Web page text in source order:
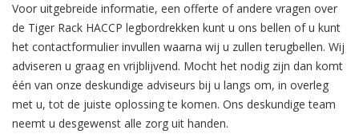
Voor uitgebreide informatie, een offerte of andere vragen over
de Tiger Rack HACCP legbordrekken kunt u ons bellen of u kunt
het contactformulier invullen waarna wij u zullen terugbellen. Wij
adviseren u graag en vrijblijvend. Mocht het nodig zijn dan komt
één van onze deskundige adviseurs bij u langs om, in overleg
met u, tot de juiste oplossing te komen. Ons deskundige team
neemt u desgewenst alle zorg uit handen.